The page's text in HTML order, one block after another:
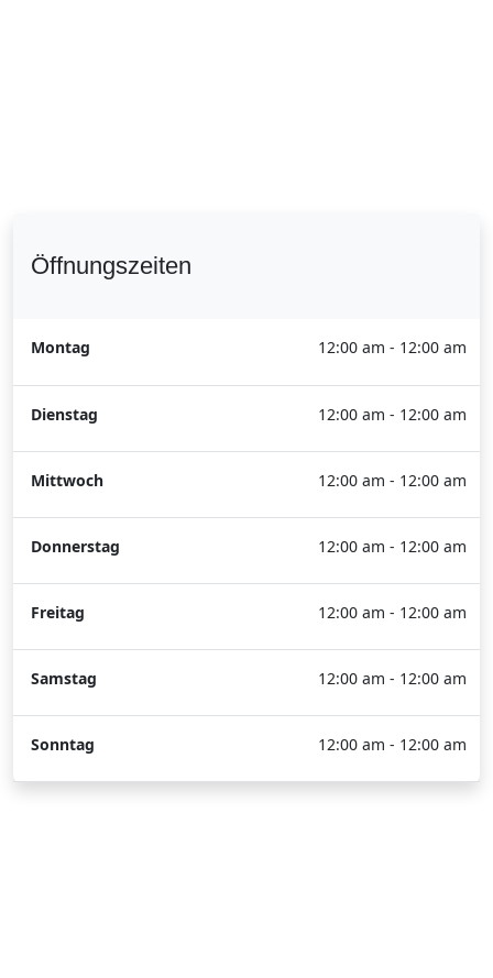
Öffnungszeiten
Montag 12:00 am - 12:00 am
Dienstag 12:00 am - 12:00 am
Mittwoch 12:00 am - 12:00 am
Donnerstag 12:00 am - 12:00 am
Freitag 12:00 am - 12:00 am
Samstag 12:00 am - 12:00 am
Sonntag 12:00 am - 12:00 am